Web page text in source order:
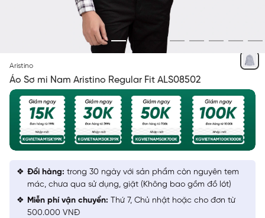
Aristino
Áo Sơ mi Nam Aristino Regular Fit ALS08502
Đổi hàng: trong 30 ngày với sản phẩm còn nguyên tem
mác, chưa qua sử dụng, giặt (Không bao gồm đồ lót)
Miễn phí vận chuyển: Thứ 7, Chủ nhật hoặc cho đơn từ
500.000 VNĐ